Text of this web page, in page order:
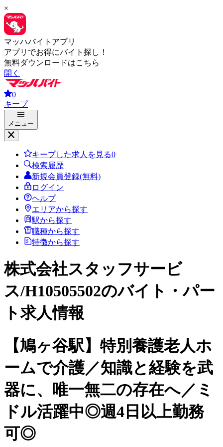
×
マッハバイトアプリ
アプリでお得にバイト探し！
無料ダウンロードはこちら
開く
0
キープ
メニュー
キープした求人を見る0
検索履歴
新規会員登録(無料)
ログイン
ヘルプ
エリアから探す
駅から探す
職種から探す
特徴から探す
株式会社スタッフサービ
ス/H10505502のバイト・パー
ト求人情報
【鳩ヶ谷駅】特別養護老人ホ
ームで介護／知識と経験を武
器に、唯一無二の存在へ／ミ
ドル活躍中◎週4日以上勤務
可◎